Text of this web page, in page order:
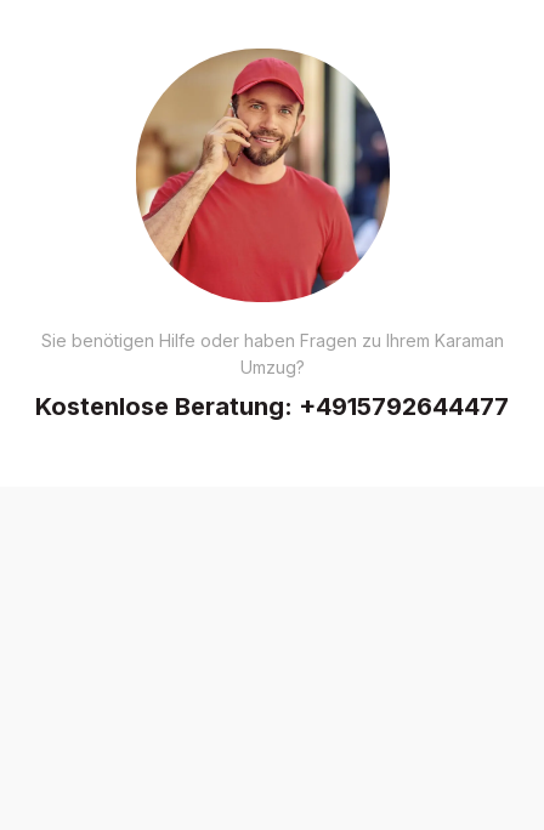
Sie benötigen Hilfe oder haben Fragen zu Ihrem Karaman
Umzug?
Kostenlose Beratung: +4915792644477